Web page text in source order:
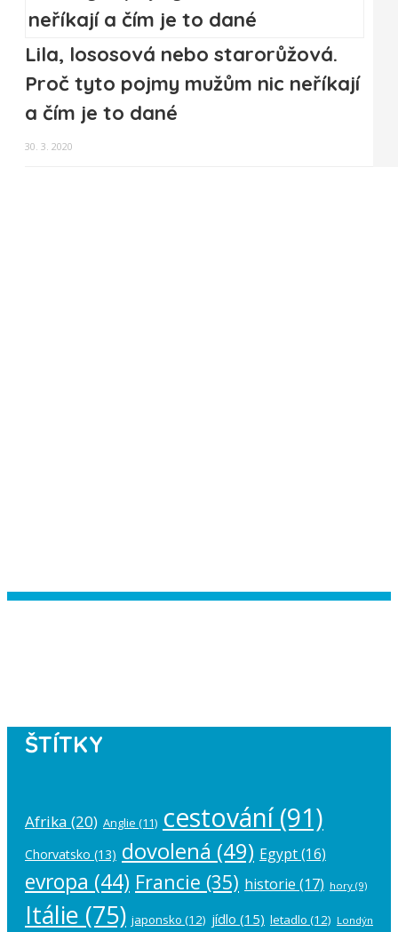
Lila, lososová nebo starorůžová.
Proč tyto pojmy mužům nic neříkají
a čím je to dané
30. 3. 2020
ŠTÍTKY
Afrika (20) Anglie (11) cestování(91)
Chorvatsko (13) dovolená (49) Egypt(16)
evropa (44) Francie (35) historie (17) hory (9)
Itálie (75) japonsko (12) jídlo (15) letadlo (12) Londýn